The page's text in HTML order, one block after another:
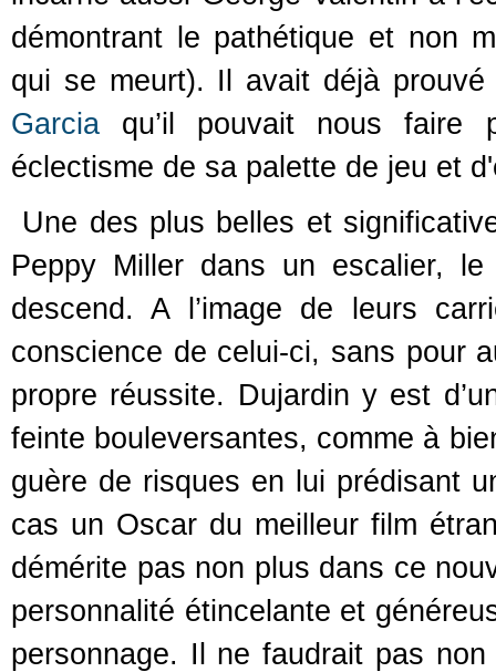
démontrant le pathétique et non
qui se meurt). Il avait déjà prouvé
Garcia qu’il pouvait nous faire
éclectisme de sa palette de jeu et
Une des plus belles et
Peppy Miller dans un escalier,
descend. A l’image de leurs
conscience de celui-ci, sans pour
propre réussite. Dujardin y est
feinte bouleversantes, comme à
guère de risques en lui prédisant
cas un Oscar du meilleur film
démérite pas non plus dans ce
personnalité étincelante et
personnage. Il ne faudrait pas